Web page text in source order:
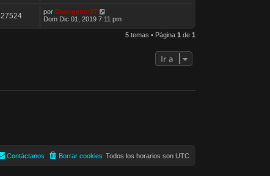
27524 por Divergente27
Dom Dic 01, 2019 7:11 pm
5 temas • Página 1 de 1
Ir a
Todos los horarios son UTC
Borrar cookies
Contáctanos